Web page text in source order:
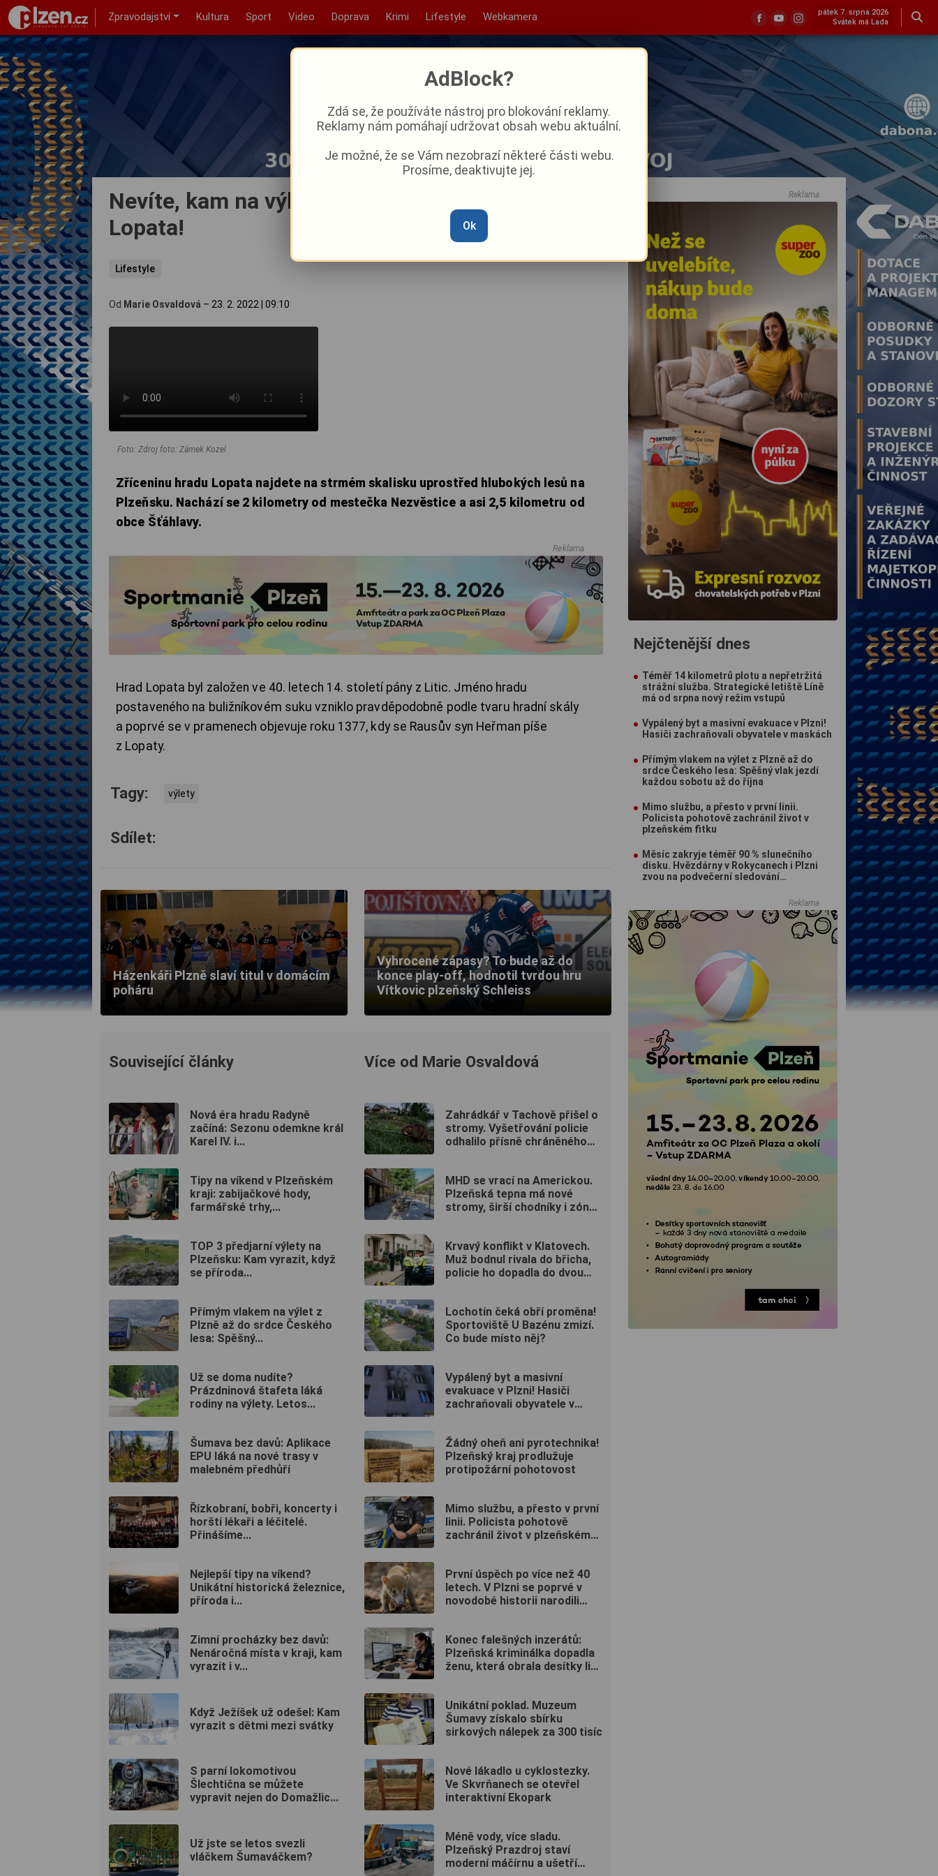
Zpravodajství Kultura Sport Video Doprava Krimi Lifestyle Webkamera
pátek 7. srpna 2026
Svátek má Lada
Nevíte, kam na výlet? Co takhle zřícenina hradu
Lopata!
Lifestyle
Od Marie Osvaldová – 23. 2. 2022 09:10
Foto: Zdroj foto: Zámek Kozel
Zříceninu hradu Lopata najdete na strmém skalisku uprostřed hlubokých lesů na
Plzeňsku. Nachází se 2 kilometry od mestečka Nezvěstice a asi 2,5 kilometru od
obce Šťáhlavy.
Reklama
Hrad Lopata byl založen ve 40. letech 14. století pány z Litic. Jméno hradu
postaveného na buližníkovém suku vzniklo pravděpodobně podle tvaru hradní skály
a poprvé se v pramenech objevuje roku 1377, kdy se Rausův syn Heřman píše
z Lopaty.
Tagy: výlety
Sdílet:
Házenkáři Plzně slaví titul v domácím
poháru
Vyhrocené zápasy? To bude až do
konce play-off, hodnotil tvrdou hru
Vítkovic plzeňský Schleiss
Související články
Nová éra hradu Radyně
začíná: Sezonu odemkne král
Karel IV. i...
Tipy na víkend v Plzeňském
kraji: zabijačkové hody,
farmářské trhy,...
TOP 3 předjarní výlety na
Plzeňsku: Kam vyrazit, když
se příroda...
Přímým vlakem na výlet z
Plzně až do srdce Českého
lesa: Spěšný...
Už se doma nudíte?
Prázdninová štafeta láká
rodiny na výlety. Letos...
Šumava bez davů: Aplikace
EPU láká na nové trasy v
malebném předhůří
Řízkobraní, bobři, koncerty i
horští lékaři a léčitelé.
Přinášíme...
Nejlepší tipy na víkend?
Unikátní historická železnice,
příroda i...
Zimní procházky bez davů:
Nenáročná místa v kraji, kam
vyrazit i v...
Když Ježíšek už odešel: Kam
vyrazit s dětmi mezi svátky
S parní lokomotivou
Šlechtična se můžete
vypravit nejen do Domažlic...
Už jste se letos svezli
vláčkem Šumaváčkem?
Více od Marie Osvaldová
Zahrádkář v Tachově přišel o
stromy. Vyšetřování policie
odhalilo přísně chráněného
MHD se vrací na Americkou.
Plzeňská tepna má nové
stromy, širší chodníky i zónu
Krvavý konflikt v Klatovech.
Muž bodnul rivala do břicha,
policie ho dopadla do dvou
Lochotín čeká obří proměna!
Sportoviště U Bazénu zmizí.
Co bude místo něj?
Vypálený byt a masivní
evakuace v Plzni! Hasiči
zachraňovali obyvatele v
Žádný oheň ani pyrotechnika!
Plzeňský kraj prodlužuje
protipožární pohotovost
Mimo službu, a přesto v první
linii. Policista pohotově
zachránil život v plzeňském
První úspěch po více než 40
letech. V Plzni se poprvé v
novodobé historii narodili
Konec falešných inzerátů:
Plzeňská kriminálka dopadla
ženu, která obrala desítky lidí
Unikátní poklad. Muzeum
Šumavy získalo sbírku
sirkových nálepek za 300 tisíc
Nové lákadlo u cyklostezky.
Ve Skvrňanech se otevřel
interaktivní Ekopark
Méně vody, více sladu.
Plzeňský Prazdroj staví
moderní máčírnu a ušetří
Reklama
Nejčtenější dnes
Téměř 14 kilometrů plotu a nepřetržitá
strážní služba. Strategické letiště Líně
má od srpna nový režim vstupů
Vypálený byt a masivní evakuace v Plzni!
Hasiči zachraňovali obyvatele v maskách
Přímým vlakem na výlet z Plzně až do
srdce Českého lesa: Spěšný vlak jezdí
každou sobotu až do října
Mimo službu, a přesto v první linii.
Policista pohotově zachránil život v
plzeňském fitku
Měsíc zakryje téměř 90 % slunečního
disku. Hvězdárny v Rokycanech i Plzni
zvou na podvečerní sledování
Reklama
AdBlock?
Zdá se, že používáte nástroj pro blokování reklamy.
Reklamy nám pomáhají udržovat obsah webu aktuální.
Je možné, že se Vám nezobrazí některé části webu.
Prosíme, deaktivujte jej.
Ok